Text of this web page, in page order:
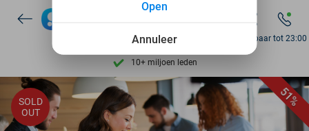
7 dagen per week beschikbaar
10+ miljoen leden
9,4 op basis van
Ontdek 15.000+ deals
7 dagen per week beschikbaar
Bereikbaar tot 23:00
51%
SOLD
OUT
Annuleer
Open